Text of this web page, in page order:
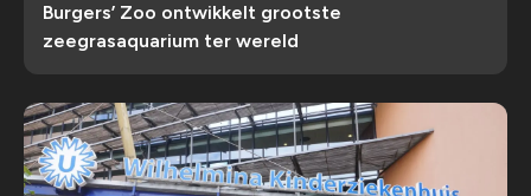
Burgers’ Zoo ontwikkelt grootste
zeegrasaquarium ter wereld